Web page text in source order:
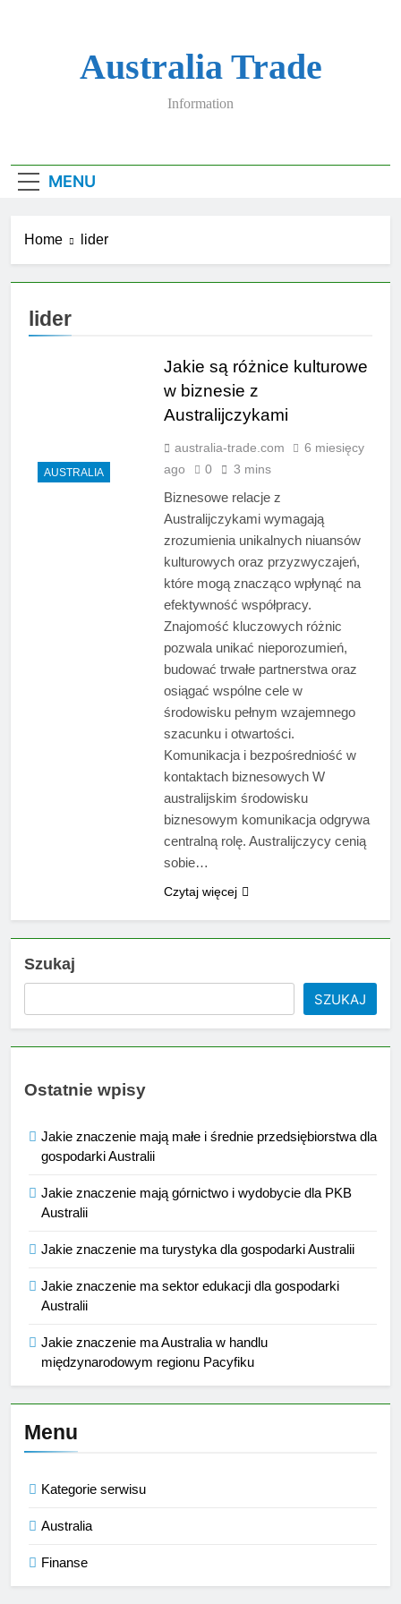
Australia Trade
Information
MENU
Home lider
lider
AUSTRALIA
Jakie są różnice kulturowe
w biznesie z
Australijczykami
australia-trade.com
6 miesięcy
ago
0 3 mins
Biznesowe relacje z
Australijczykami wymagają
zrozumienia unikalnych niuansów
kulturowych oraz przyzwyczajeń,
które mogą znacząco wpłynąć na
efektywność współpracy.
Znajomość kluczowych różnic
pozwala unikać nieporozumień,
budować trwałe partnerstwa oraz
osiągać wspólne cele w
środowisku pełnym wzajemnego
szacunku i otwartości.
Komunikacja i bezpośredniość w
kontaktach biznesowych W
australijskim środowisku
biznesowym komunikacja odgrywa
centralną rolę. Australijczycy cenią
sobie…
Czytaj więcej
Szukaj
SZUKAJ
Ostatnie wpisy
Jakie znaczenie mają małe i średnie przedsiębiorstwa dla
gospodarki Australii
Jakie znaczenie mają górnictwo i wydobycie dla PKB
Australii
Jakie znaczenie ma turystyka dla gospodarki Australii
Jakie znaczenie ma sektor edukacji dla gospodarki
Australii
Jakie znaczenie ma Australia w handlu
międzynarodowym regionu Pacyfiku
Menu
Kategorie serwisu
Australia
Finanse